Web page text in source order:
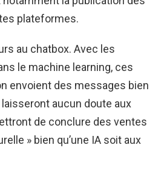
plateformes.
au chatbox. Avec les
le machine learning, ces
envoient des messages bien
aucun doute aux
de conclure des ventes
» bien qu’une IA soit aux